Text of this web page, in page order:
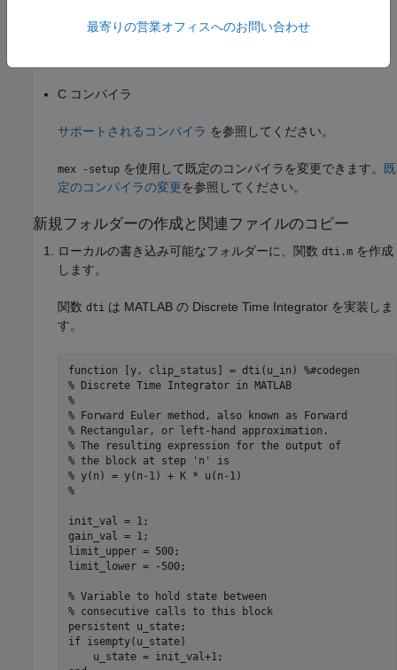
MATLAB Coder™
C コンパイラ
サポートされるコンパイラ を参照してください。
mex -setup を使用して既定のコンパイラを変更できます。 既
定のコンパイラの変更を参照してください。
新規フォルダーの作成と関連ファイルのコピー
ローカルの書き込み可能なフォルダーに、関数 dti.m を作成
します。
関数 dti は MATLAB の Discrete Time Integrator を実装しま
す。
function [y, clip_status] = dti(u_in) %#codegen
% Discrete Time Integrator in MATLAB
%
% Forward Euler method, also known as Forward
% Rectangular, or left-hand approximation.
% The resulting expression for the output of
% the block at step 'n' is
% y(n) = y(n-1) + K * u(n-1)
%
init_val = 1;
gain_val = 1;
limit_upper = 500;
limit_lower = -500;
% Variable to hold state between
% consecutive calls to this block
persistent
if isempty(u_state)
最寄りの営業オフィスへのお問い合わせ